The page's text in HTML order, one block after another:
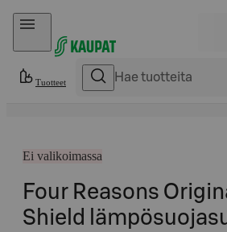
Hyppää sisältöön
Tuotteet
Ei valikoimassa
Four Reasons
Shield